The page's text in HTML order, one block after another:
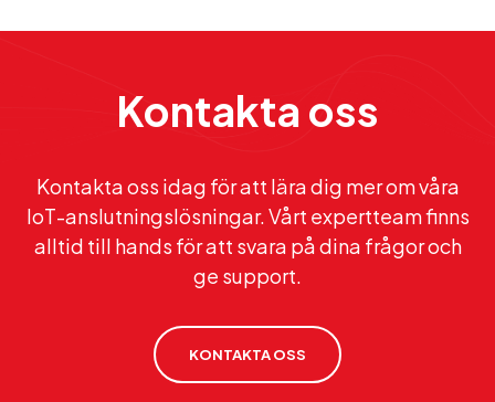
Kontakta oss
Kontakta oss idag för att lära dig mer om våra
IoT-anslutningslösningar. Vårt expertteam finns
alltid till hands för att svara på dina frågor och
ge support.
KONTAKTA OSS